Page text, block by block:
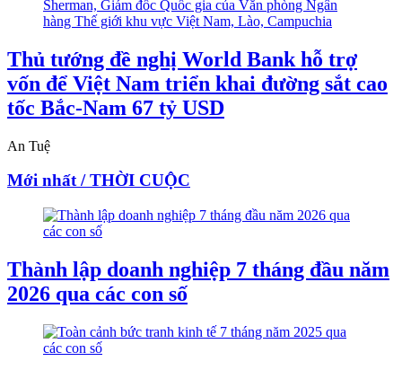
Thủ tướng đề nghị World Bank hỗ trợ
vốn để Việt Nam triển khai đường sắt cao
tốc Bắc-Nam 67 tỷ USD
An Tuệ
Mới nhất / THỜI CUỘC
Thành lập doanh nghiệp 7 tháng đầu năm
2026 qua các con số